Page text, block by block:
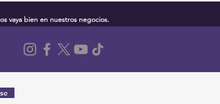
vaya bien en nuestros negocios.